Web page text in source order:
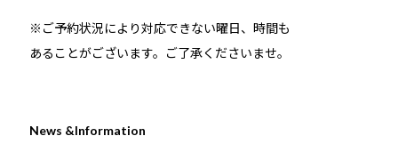
※ご予約状況により対応できない曜日、時間も
あることがございます。ご了承くださいませ。
News &Information